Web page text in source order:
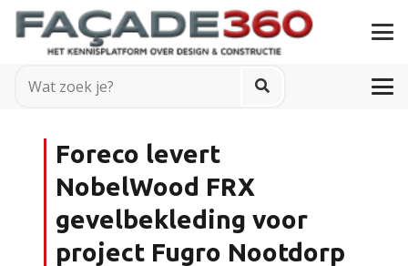
Foreco levert
NobelWood FRX
gevelbekleding voor
project Fugro Nootdorp